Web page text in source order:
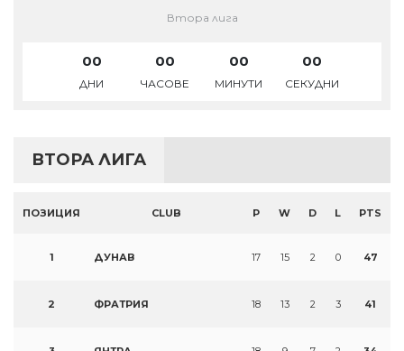
Втора лига
00
ДНИ
00
ЧАСОВЕ
00
МИНУТИ
00
СЕКУДНИ
ВТОРА ЛИГА
ПОЗИЦИЯ CLUB P W D L PTS
1 ДУНАВ 17 15 2 0 47
2 ФРАТРИЯ 18 13 2 3 41